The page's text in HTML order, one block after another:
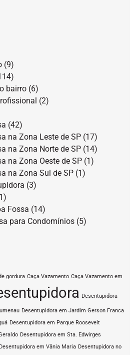
(9)
bairro (6)
(2)
(42)
na Zona Leste de SP (17)
na Zona Norte de SP (14)
na Zona Oeste de SP (1)
na Zona Sul de SP (1)
(3)
Fossa (14)
para Condomínios (5)
gordura Caça Vazamento Caça Vazamento em
Desentupidora
Desentupidora em Jardim Gerson Franca
Desentupidora em Parque Roosevelt
Desentupidora em Sta. Edwirges
Desentupidora em Vânia Maria Desentupidora no